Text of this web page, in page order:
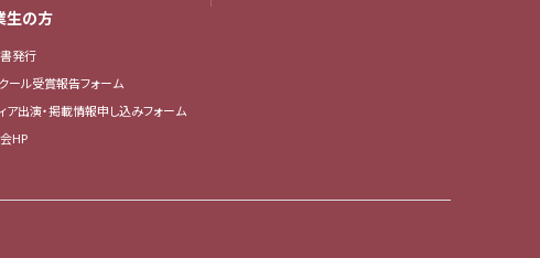
生の方
発行
ール受賞報告フォーム
ア出演・掲載情報申し込みフォーム
HP